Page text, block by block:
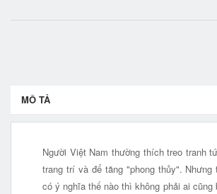
MÔ TẢ
Người Việt Nam thường thích treo tranh
trang trí và để tăng "phong thủy".
có ý nghĩa thế nào thì không phải ai cũng